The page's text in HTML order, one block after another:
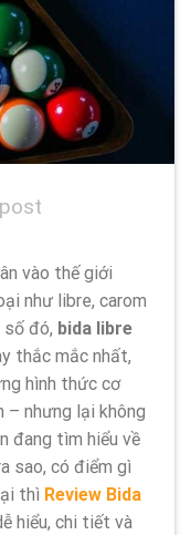
vào thế giới
như libre, carom
số đó, bida libre
thắc mắc nhất,
hình thức cơ
– nhưng lại không
đang tìm hiểu về
sao, có điểm gì
thì Review Bida
hiểu, chi tiết và